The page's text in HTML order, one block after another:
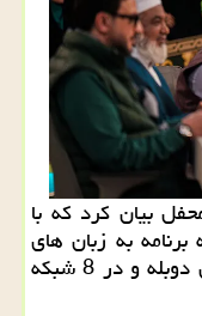
بیان کرد که با
به زبان های
دیگر هم اکنون محفل به 4 چهار زبان دوبله و در 8 شبکه